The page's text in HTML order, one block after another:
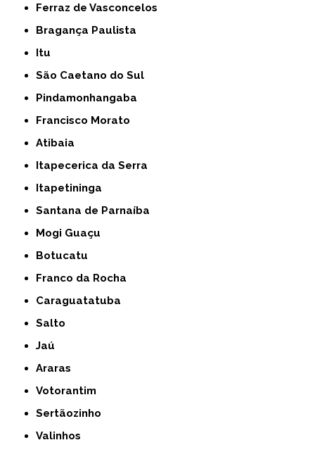
Ferraz de Vasconcelos
Bragança Paulista
Itu
São Caetano do Sul
Pindamonhangaba
Francisco Morato
Atibaia
Itapecerica da Serra
Itapetininga
Santana de Parnaíba
Mogi Guaçu
Botucatu
Franco da Rocha
Caraguatatuba
Salto
Jaú
Araras
Votorantim
Sertãozinho
Valinhos